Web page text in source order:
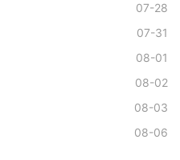
07-28
07-31
08-01
08-02
08-03
08-06